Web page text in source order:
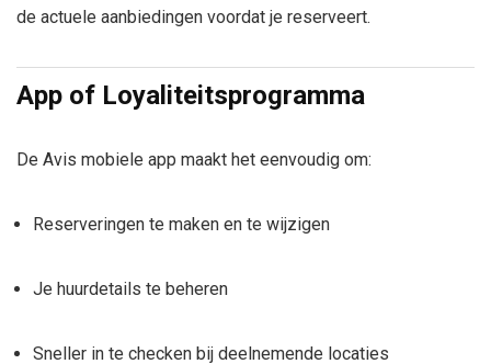
de actuele aanbiedingen voordat je reserveert.
App of Loyaliteitsprogramma
De Avis mobiele app maakt het eenvoudig om:
Reserveringen te maken en te wijzigen
Je huurdetails te beheren
Sneller in te checken bij deelnemende locaties